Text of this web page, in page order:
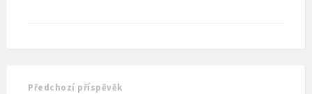
Předchozí příspěvěk